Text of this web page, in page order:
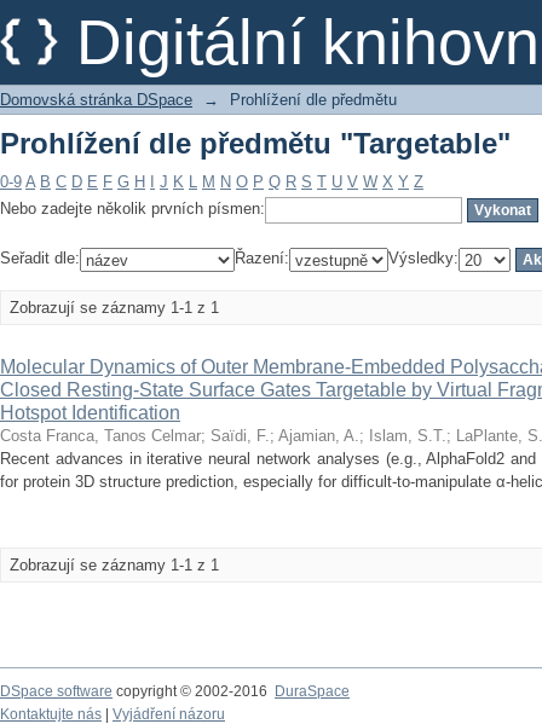
Digitální
Prohlížení dle předmětu "Targetable"
Domovská stránka DSpace → Prohlížení dle předmětu
Prohlížení dle předmětu "Targetable"
0-9 A B C D E F G H J K L M N O P Q R S T U V W X Y Z
Nebo zadejte několik prvních písmen:
Seřadit dle: Řazení: Výsledky:
Zobrazují se záznamy 1-1 z 1
Molecular Dynamics of Outer Membrane-Embedded
Closed Resting-State Surface Gates Targetable by Virtual
Hotspot Identification
Costa Franca, Tanos Celmar; Saïdi, F.; Ajamian, A.; Islam, S.T.; LaPlante,
Recent advances in iterative neural network analyses (e.g., AlphaFold2
for protein 3D structure prediction, especially for difficult-to-manipulate α-
Zobrazují se záznamy 1-1 z 1
DSpace software copyright © 2002-2016
DuraSpace
Kontaktujte nás
Vyjádření názoru